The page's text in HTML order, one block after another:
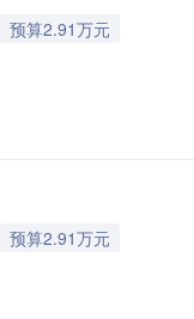
预算2.91万元
预算2.91万元